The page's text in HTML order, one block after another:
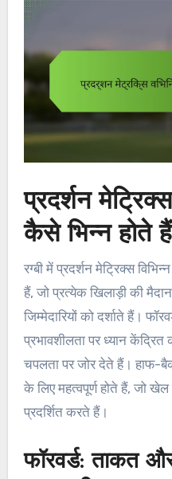
प्रदर्शन
कैसे भिन्न होते
रग्बी में प्रदर्शन मेट्रिक्स
हैं, जो प्रत्येक खिलाड़ी की
जिम्मेदारियों को दर्शाते हैं।
प्रभावशीलता पर ध्यान
चपलता पर जोर देते हैं। हाफ-
के लिए महत्वपूर्ण होते हैं, जो
प्रदर्शित करते हैं।
फॉरवर्ड: ताकत